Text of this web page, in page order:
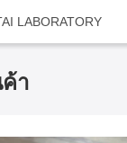
LABORATORY
า